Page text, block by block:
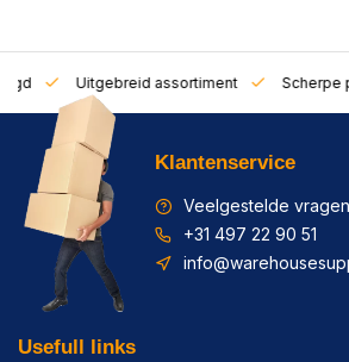
Uitgebreid assortiment Scherpe
Klantenservice
Veelgestelde vragen
+31 497 22 90 51
Usefull links